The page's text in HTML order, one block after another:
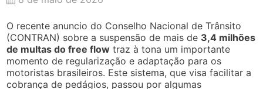
O recente anuncio do Conselho Nacional de Trânsito
(CONTRAN) sobre a suspensão de mais de 3,4 milhões
de multas do free flow traz à tona um importante
momento de regularização e adaptação para os
motoristas brasileiros. Este sistema, que visa facilitar a
cobrança de pedágios, passou por algumas